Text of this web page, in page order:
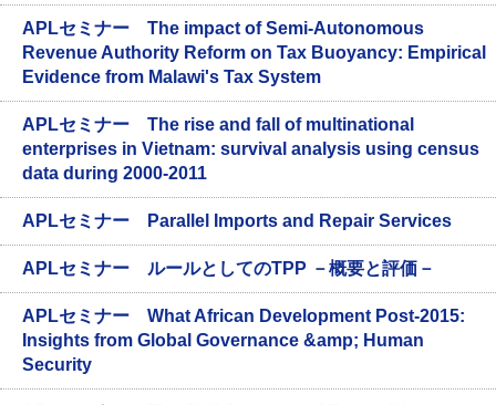
APLセミナー The impact of Semi-Autonomous
Revenue Authority Reform on Tax Buoyancy: Empirical
Evidence from Malawi's Tax System
APLセミナー The rise and fall of multinational
enterprises in Vietnam: survival analysis using census
data during 2000-2011
APLセミナー Parallel Imports and Repair Services
APLセミナー ルールとしてのTPP －概要と評価－
APLセミナー What African Development Post-2015:
Insights from Global Governance &amp; Human
Security